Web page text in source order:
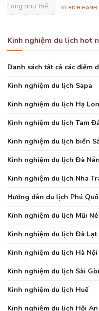
BY BÍCH HẠNH
Kinh nghiệm du lịch hot
Danh sách tất cả các điểm
Kinh nghiệm du lịch Sapa
Kinh nghiệm du lịch Hạ
Kinh nghiệm du lịch Tam
Kinh nghiệm du lịch biển
Kinh nghiệm du lịch Đà
Kinh nghiệm du lịch Nha
Hướng dẫn du lịch Phú
Kinh nghiệm du lịch Mũi Né
Kinh nghiệm du lịch Đà Lạt
Kinh nghiệm du lịch Hà Nội
Kinh nghiệm du lịch Sài
Kinh nghiệm du lịch Huế
Kinh nghiệm du lịch Hội An